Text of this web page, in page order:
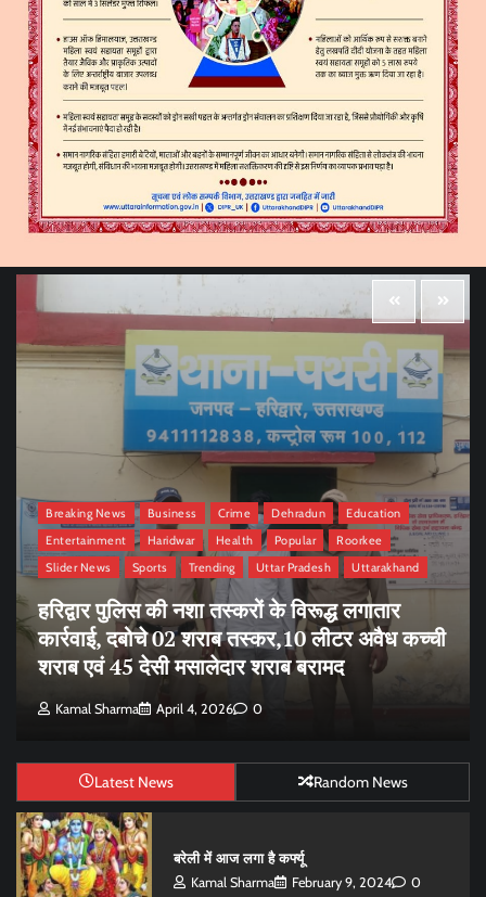
Slider News Uttarakhand
लिवर रोगों में गिलोय की उपयोगिता को अब ब्रिटिश
फार्मा ने भी माना
Kamal Sharma January 29, 2024
Latest News Random News
बरेली में आज लगा है कर्फ्यू
Kamal Sharma February 9, 2024 0